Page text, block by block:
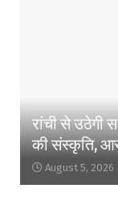
रांची से
की संस्कृति,
August 5, 2026